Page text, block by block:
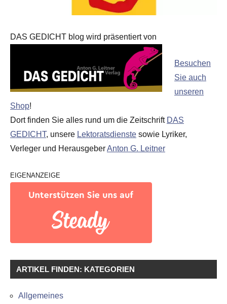
DAS GEDICHT blog wird präsentiert von
Besuchen
Sie auch
unseren
Shop!
Dort finden Sie alles rund um die Zeitschrift DAS
GEDICHT, unsere Lektoratsdienste sowie Lyriker,
Verleger und HerausgeberAnton G. Leitner
EIGENANZEIGE
ARTIKEL FINDEN: KATEGORIEN
Allgemeines